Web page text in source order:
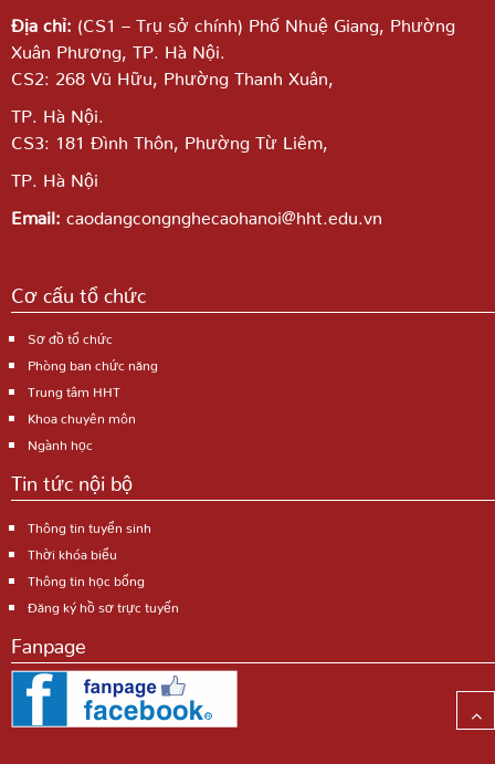
Địa chỉ: (CS1 – Trụ sở chính) Phố Nhuệ Giang, Phường
Xuân Phương, TP. Hà Nội.
CS2: 268 Vũ Hữu, Phường Thanh Xuân,
TP. Hà Nội.
CS3: 181 Đình Thôn, Phường Từ Liêm,
TP. Hà Nội
Email: caodangcongnghecaohanoi@hht.edu.vn
Cơ cấu tổ chức
Sơ đồ tổ chức
Phòng ban chức năng
Trung tâm HHT
Khoa chuyên môn
Ngành học
Tin tức nội bộ
Thông tin tuyển sinh
Thời khóa biểu
Thông tin học bổng
Đăng ký hồ sơ trực tuyến
Fanpage